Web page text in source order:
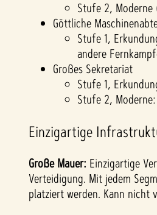
Stufe 2,
Göttliche
Stufe 1,
andere
Großes Sekretariat
Stufe 1,
Stufe 2,
Einzigartige
Große Mauer: Einzigartige
Verteidigung. Mit jedem
platziert werden. Kann nicht